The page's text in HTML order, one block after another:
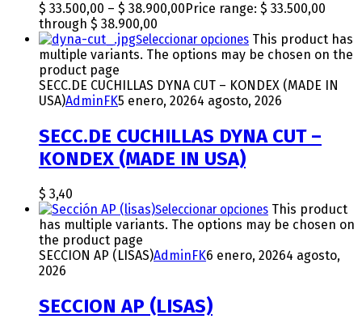
$ 33.500,00 – $ 38.900,00 Price range: $ 33.500,00
through $ 38.900,00
Seleccionar opciones This product has
multiple variants. The options may be chosen on the
product page
SECC.DE CUCHILLAS DYNA CUT – KONDEX (MADE IN
USA)AdminFK5 enero, 20264 agosto, 2026
SECC.DE CUCHILLAS DYNA CUT –
KONDEX (MADE IN USA)
$ 3,40
Seleccionar opciones This product
has multiple variants. The options may be chosen on
the product page
SECCION AP (LISAS)AdminFK6 enero, 20264 agosto,
2026
SECCION AP (LISAS)